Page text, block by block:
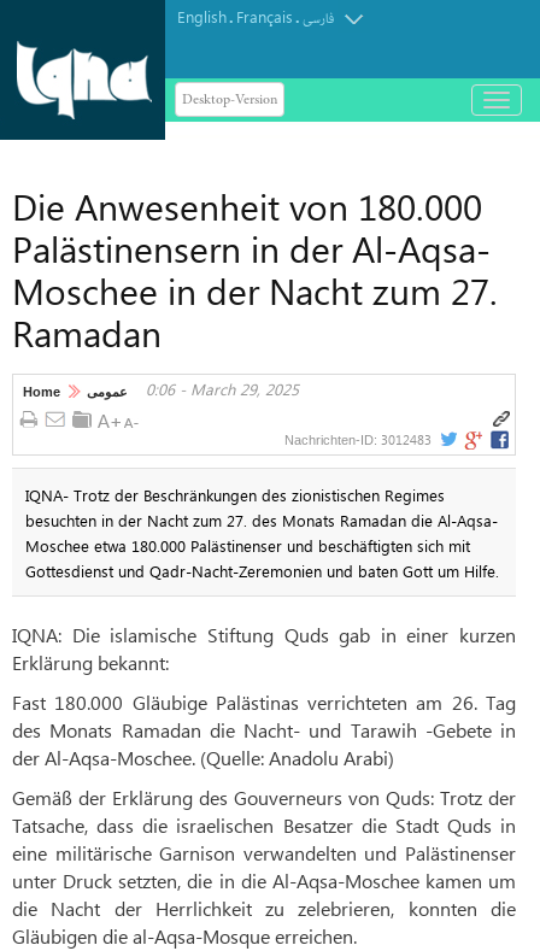
English. Français.فارسی
Desktop-Version
باز
و
Die Anwesenheit von 180.000
Palästinensern in der Al-Aqsa-
Moschee in der Nacht zum 27.
Ramadan
Home عمومی 0:06 - March 29, 2025
Nachrichten-ID: 3012483
IQNA- Trotz der Beschränkungen des zionistischen Regimes
besuchten in der Nacht zum 27. des Monats Ramadan die Al-Aqsa-
Moschee etwa 180.000 Palästinenser und beschäftigten sich mit
Gottesdienst und Qadr-Nacht-Zeremonien und baten Gott um Hilfe.
IQNA: Die islamische Stiftung Quds gab in einer kurzen
Erklärung bekannt:
Fast 180.000 Gläubige Palästinas verrichteten am 26. Tag
des Monats Ramadan die Nacht- und Tarawih -Gebete in
der Al-Aqsa-Moschee. (Quelle: Anadolu Arabi)
Gemäß der Erklärung des Gouverneurs von Quds: Trotz der
Tatsache, dass die israelischen Besatzer die Stadt Quds in
eine militärische Garnison verwandelten und Palästinenser
unter Druck setzten, die in die Al-Aqsa-Moschee kamen um
die Nacht der Herrlichkeit zu zelebrieren, konnten die
Gläubigen die al-Aqsa-Mosque erreichen.